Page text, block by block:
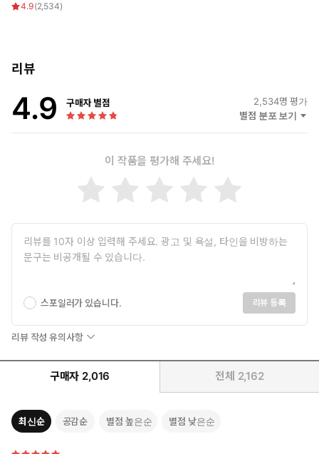
4.9(2,534)
리뷰
4.9 구매자 별점 2,534명 평가
별점 분포 보기
이 작품을 평가해 주세요!
스포일러가 있습니다. 리뷰 등록
리뷰 작성 유의사항
구매자 2,016 전체 2,162
최신순 공감순 별점 높은순 별점 낮은순